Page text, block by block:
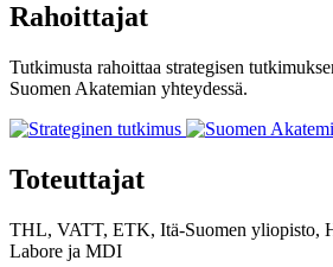
Rahoittajat
Tutkimusta rahoittaa strategisen
Suomen Akatemian yhteydessä.
Toteuttajat
THL, VATT, ETK, Itä-Suomen yliopisto,
Labore ja MDI